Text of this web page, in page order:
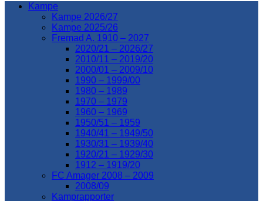
Kampe
Kampe 2026/27
Kampe 2025/26
Fremad A. 1910 – 2027
2020/21 – 2026/27
2010/11 – 2019/20
2000/01 – 2009/10
1990 – 1999/00
1980 – 1989
1970 – 1979
1960 – 1969
1950/51 – 1959
1940/41 – 1949/50
1930/31 – 1939/40
1920/21 – 1929/30
1912 – 1919/20
FC Amager 2008 – 2009
2008/09
Kamprapporter